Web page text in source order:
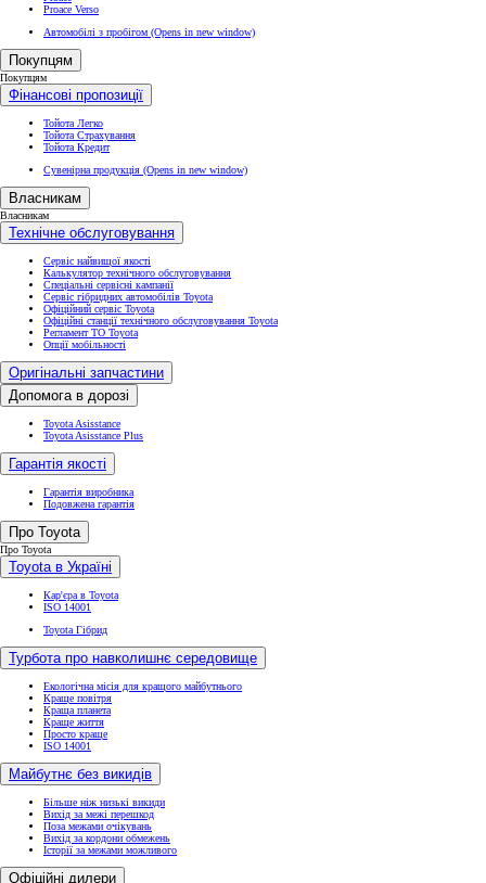
Proace Verso
Автомобілі з пробігом (Opens in new window)
Покупцям
Покупцям
Фінансові пропозиції
Тойота Легко
Тойота Страхування
Тойота Кредит
Сувенірна продукція (Opens in new window)
Власникам
Власникам
Технічне обслуговування
Сервіс найвищої якості
Калькулятор технічного обслуговування
Спеціальні сервісні кампанії
Сервіс гібридних автомобілів Toyota
Офіційний сервіс Toyota
Офіційні станції технічного обслуговування Toyota
Регламент ТО Toyota
Опції мобільності
Оригінальні запчастини
Допомога в дорозі
Toyota Asisstance
Toyota Asisstance Plus
Гарантія якості
Гарантія виробника
Подовжена гарантія
Про Toyota
Про Toyota
Toyota в Україні
Кар'єра в Toyota
ISO 14001
Toyota Гібрид
Турбота про навколишнє середовище
Екологічна місія для кращого майбутнього
Краще повітря
Краща планета
Краще життя
Просто краще
ISO 14001
Майбутнє без викидів
Більше ніж низькі викиди
Вихід за межі перешкод
Поза межами очікувань
Вихід за кордони обмежень
Історії за межами можливого
Офіційні дилери